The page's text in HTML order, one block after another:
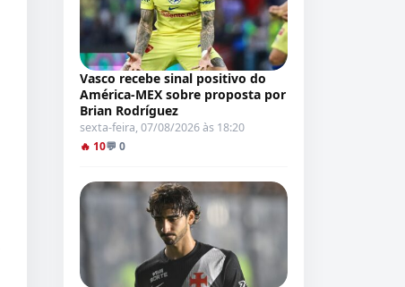
Vasco recebe sinal positivo do
América-MEX sobre proposta por
Brian Rodríguez
sexta-feira, 07/08/2026 às 18:20
🔥 10💬 0